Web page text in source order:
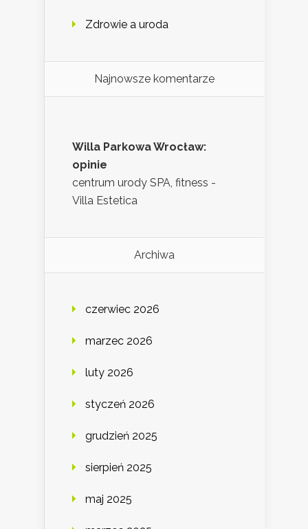
Zdrowie a uroda
Najnowsze komentarze
Willa Parkowa Wrocław:
opinie
centrum urody SPA, fitness -
Villa Estetica
Archiwa
czerwiec 2026
marzec 2026
luty 2026
styczeń 2026
grudzień 2025
sierpień 2025
maj 2025